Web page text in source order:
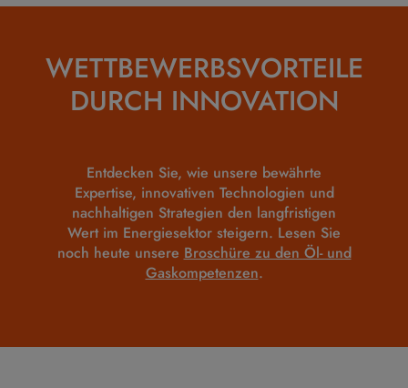
WETTBEWERBSVORTEILE
DURCH INNOVATION
Entdecken Sie, wie unsere bewährte
Expertise, innovativen Technologien und
nachhaltigen Strategien den langfristigen
Wert im Energiesektor steigern. Lesen Sie
noch heute unsere Broschüre zu den Öl- und
Gaskompetenzen.